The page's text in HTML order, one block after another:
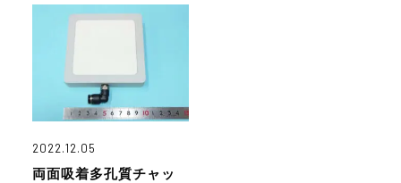
2022.12.05
両面吸着多孔質チャッ